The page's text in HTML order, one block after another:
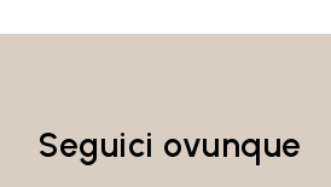
Seguici ovunque